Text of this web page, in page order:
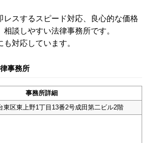
レスするスピード対応、良心的な価格
談しやすい法律事務所です。
対応しています。
事務所
事務所詳細
東区東上野1丁目13番2号成田第二ビル2階